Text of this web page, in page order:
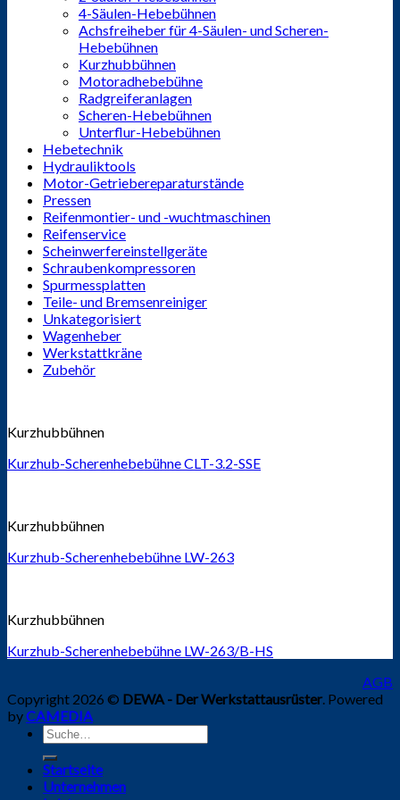
4-Säulen-Hebebühnen
Achsfreiheber für 4-Säulen- und Scheren-
Hebebühnen
Kurzhubbühnen
Motoradhebebühne
Radgreiferanlagen
Scheren-Hebebühnen
Unterflur-Hebebühnen
Hebetechnik
Hydrauliktools
Motor-Getriebereparaturstände
Pressen
Reifenmontier- und -wuchtmaschinen
Reifenservice
Scheinwerfereinstellgeräte
Schraubenkompressoren
Spurmessplatten
Teile- und Bremsenreiniger
Unkategorisiert
Wagenheber
Werkstattkräne
Zubehör
Kurzhubbühnen
Kurzhub-Scherenhebebühne CLT-3.2-SSE
Kurzhubbühnen
Kurzhub-Scherenhebebühne LW-263
Kurzhubbühnen
Kurzhub-Scherenhebebühne LW-263/B-HS
AGB
Copyright 2026 © DEWA - Der Werkstattausrüster. Powered
byCAMEDIA
Suche
nach:
Startseite
Unternehmen